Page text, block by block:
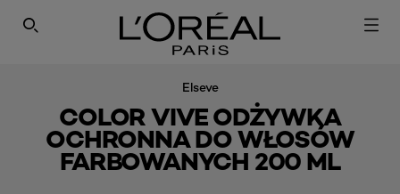
SEARCH THIS SITE
Elseve
COLOR VIVE ODŻYWKA
OCHRONNA DO WŁOSÓW
FARBOWANYCH 200 ML